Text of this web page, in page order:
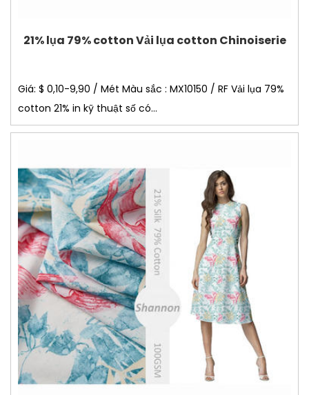
21% lụa 79% cotton Vải lụa cotton Chinoiserie
Giá: $ 0,10-9,90 / Mét Màu sắc : MX10150 / RF Vải lụa 79%
cotton 21% in kỹ thuật số có...